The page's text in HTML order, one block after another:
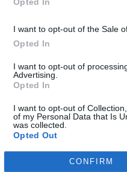
I want to opt-out of the Sale
Opted In
I want to opt-out of
Advertising.
Opted In
I want to opt-out of
of my Personal Data that Is
was collected.
Opted Out
CONFIRM